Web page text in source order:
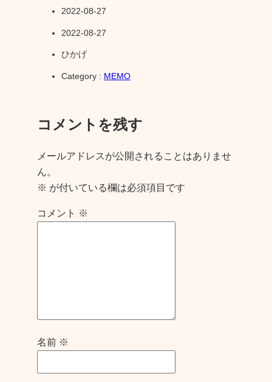
2022-08-27
2022-08-27
ひかげ
Category : MEMO
コメントを残す
メールアドレスが公開されることはありませ
ん。
※ が付いている欄は必須項目です
コメント ※
名前 ※